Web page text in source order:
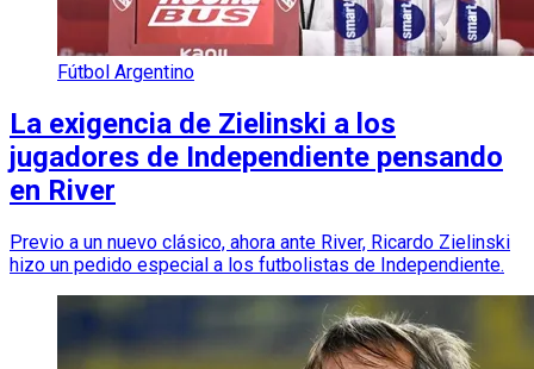
Fútbol Argentino
La exigencia de Zielinski a los
jugadores de Independiente pensando
en River
Previo a un nuevo clásico, ahora ante River, Ricardo Zielinski
hizo un pedido especial a los futbolistas de Independiente.